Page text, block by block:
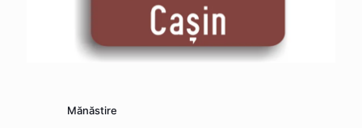
Mănăstire